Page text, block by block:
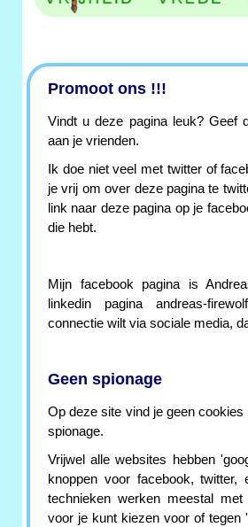
Promoot ons !!!
Vindt u deze pagina leuk? Geef
aan je vrienden.
Ik doe niet veel met twitter of
je vrij om over deze pagina te
link naar deze pagina op je
die hebt.
Mijn facebook pagina is
linkedin pagina andreas-
connectie wilt via sociale media,
Geen spionage
Op deze site vind je geen
spionage.
Vrijwel alle websites hebben
knoppen voor facebook, twitter,
technieken werken meestal
voor je kunt kiezen voor of tegen